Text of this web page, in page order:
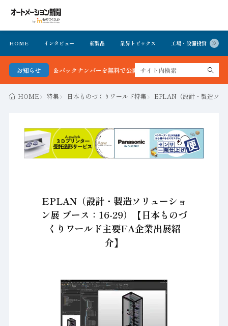
HOME インタビュー 新製品 業界トピックス 工場・設備投資
お知らせ
最新号＆バックナンバーを無料で公開中 詳細はこちら
HOME 特集 日本ものづくりワールド特集 EPLAN（設計・製造ソリ
EPLAN（設計・製造ソリューショ
ン展 ブース：16-29）【日本ものづ
くりワールド主要FA企業出展紹
介】